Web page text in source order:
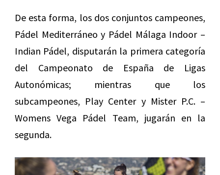
De esta forma, los dos conjuntos campeones,
Pádel Mediterráneo y Pádel Málaga Indoor –
Indian Pádel, disputarán la primera categoría
del Campeonato de España de Ligas
Autonómicas; mientras que los
subcampeones, Play Center y Mister P.C. –
Womens Vega Pádel Team, jugarán en la
segunda.